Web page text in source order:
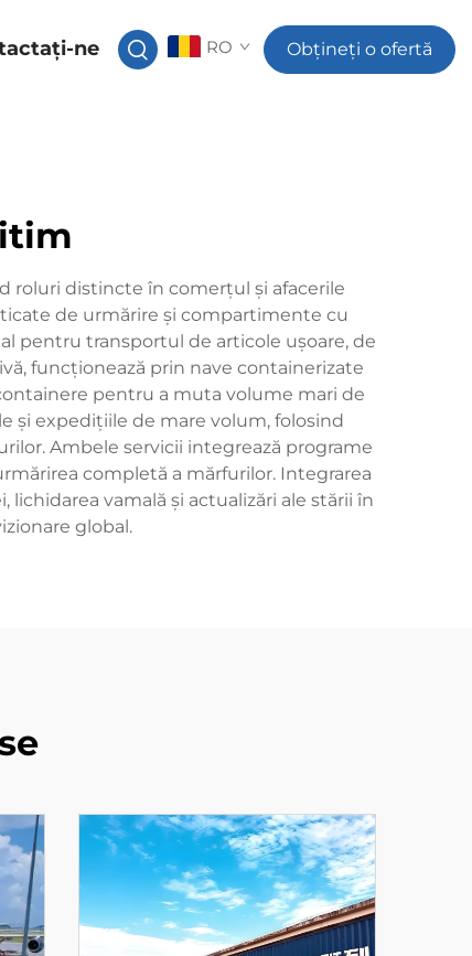
ne RO Obțineți o ofertă
roluri distincte în comerțul și afacerile
de urmărire și compartimente cu
pentru transportul de articole ușoare, de
funcționează prin nave containerizate
pentru a muta volume mari de
și expedițiile de mare volum, folosind
Ambele servicii integrează programe
completă a mărfurilor. Integrarea
vamală și actualizări ale stării în
global.